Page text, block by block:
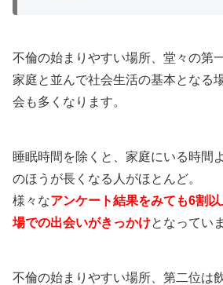
不倫の始まりやすい場所、堂々の第
家庭と並んで社会生活の基本となる
会も多くなります。
睡眠時間を除くと、家庭にいる時間
のほうが長くなる人がほとんど。
様々なアンケート結果をみても6割
場での出会いがきっかけとなってい
不倫の始まりやすい場所、第二位は